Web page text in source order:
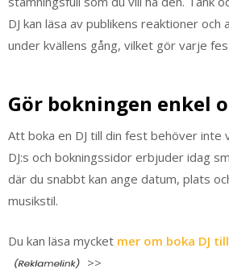
DJ kan läsa av publikens reaktioner och
under kvällens gång, vilket gör varje
Gör bokningen enkel
Att boka en DJ till din fest behöver inte
DJ:s och bokningssidor erbjuder idag
där du snabbt kan ange datum, plats
musikstil.
Du kan läsa mycket mer om boka DJ
>>